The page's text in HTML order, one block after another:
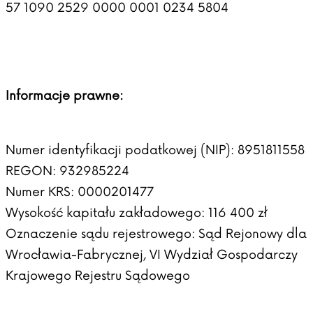
57 1090 2529 0000 0001 0234 5804
Informacje prawne:
Numer identyfikacji podatkowej (NIP): 8951811558
REGON: 932985224
Numer KRS: 0000201477
Wysokość kapitału zakładowego: 116 400 zł
Oznaczenie sądu rejestrowego: Sąd Rejonowy dla
Wrocławia-Fabrycznej, VI Wydział Gospodarczy
Krajowego Rejestru Sądowego